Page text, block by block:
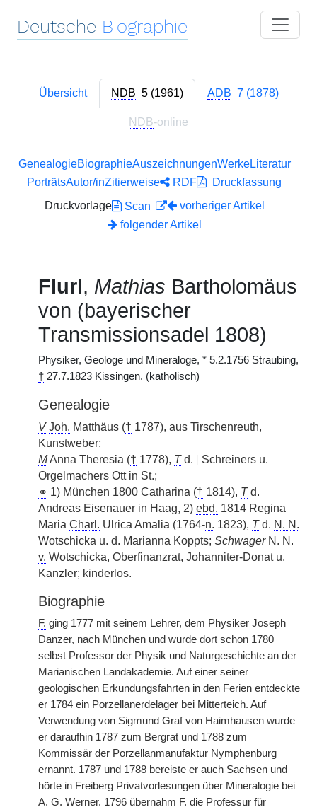
Deutsche Biographie
Übersicht NDB 5 (1961) ADB 7 (1878)
NDB-online
GenealogieBiographieAuszeichnungenWerkeLiteratur
PorträtsAutor/inZitierweise RDF
Druckfassung
Druckvorlage
Scan
vorheriger Artikel
folgender Artikel
Flurl, Mathias Bartholomäus
von (bayerischer
Transmissionsadel 1808)
Physiker, Geologe und Mineraloge, * 5.2.1756 Straubing,
† 27.7.1823 Kissingen. (katholisch)
Genealogie
V Joh. Matthäus († 1787), aus Tirschenreuth,
Kunstweber;
MAnna Theresia († 1778), Td.
Schreiners u.
Orgelmachers Ott in St.;
⚭ 1) München 1800 Catharina († 1814), Td.
Andreas Eisenauer in Haag, 2) ebd. 1814 Regina
Maria Charl. Ulrica Amalia (1764-n. 1823), Td. N. N.
Wotschicka u. d. Marianna Koppts; Schwager N. N.
v. Wotschicka, Oberfinanzrat, Johanniter-Donat u.
Kanzler; kinderlos.
Biographie
F. ging 1777 mit seinem Lehrer, dem Physiker Joseph
Danzer, nach München und wurde dort schon 1780
selbst Professor der Physik und Naturgeschichte an der
Marianischen Landakademie. Auf einer seiner
geologischen Erkundungsfahrten in den Ferien entdeckte
er 1784 ein Porzellanerdelager bei Mitterteich. Auf
Verwendung von Sigmund Graf von Haimhausen wurde
er daraufhin 1787 zum Bergrat und 1788 zum
Kommissär der Porzellanmanufaktur Nymphenburg
ernannt. 1787 und 1788 bereiste er auch Sachsen und
hörte in Freiberg Privatvorlesungen über Mineralogie bei
A. G. Werner. 1796 übernahm F. die Professur für